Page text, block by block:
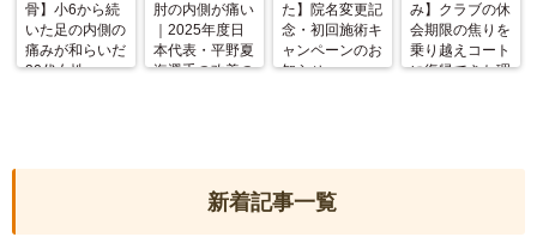
骨】小6から続
いた足の内側の
痛みが和らいだ
20代女性
肘の内側が痛い
｜2025年度日
本代表・平野夏
海選手の改善の
た】院名変更記
念・初回施術キ
ャンペーンのお
知らせ
み】クラブの休
会期限の焦りを
乗り越えコート
に復帰できた理
新着記事一覧